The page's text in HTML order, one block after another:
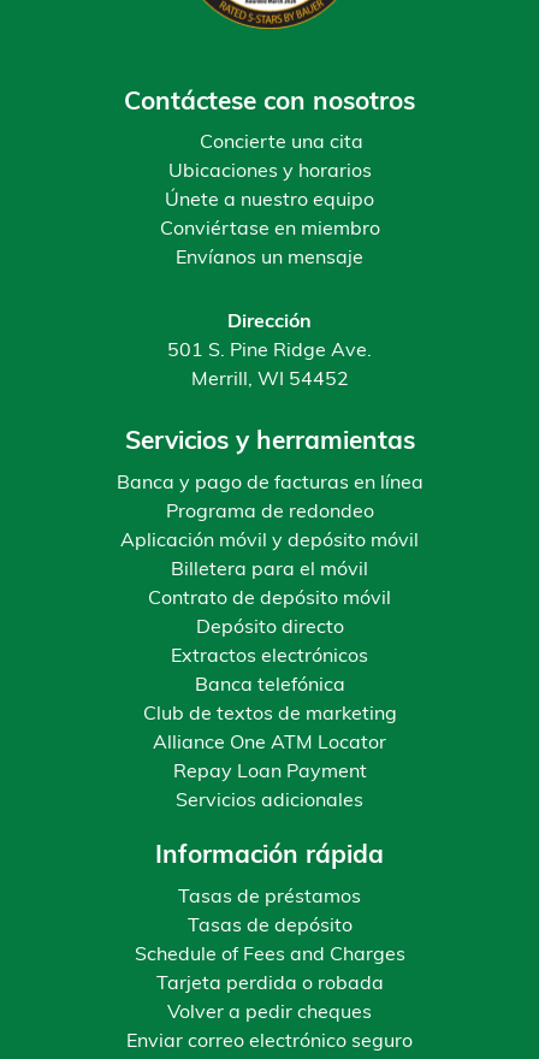
Contáctese con nosotros
Concierte una cita
Ubicaciones y horarios
Únete a nuestro equipo
Conviértase en miembro
Envíanos un mensaje
Dirección
501 S. Pine Ridge Ave.
Merrill, WI 54452
Servicios y herramientas
Banca y pago de facturas en línea
Programa de redondeo
Aplicación móvil y depósito móvil
Billetera para el móvil
Contrato de depósito móvil
Depósito directo
Extractos electrónicos
Banca telefónica
Club de textos de marketing
Alliance One ATM Locator
Repay Loan Payment
Servicios adicionales
Información rápida
Tasas de préstamos
Tasas de depósito
Schedule of Fees and Charges
Tarjeta perdida o robada
Volver a pedir cheques
Enviar correo electrónico seguro